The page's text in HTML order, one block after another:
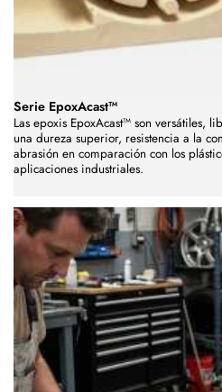
Serie EpoxAcast™
Las epoxis EpoxAcast™ son versátiles,
una dureza superior, resistencia a la
abrasión en comparación con los
aplicaciones industriales.